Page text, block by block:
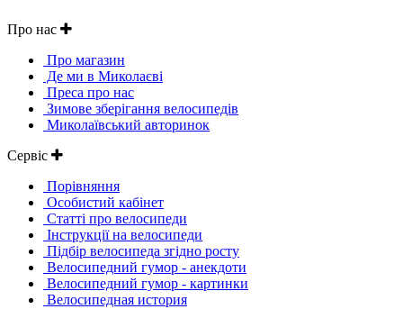
Про нас
Про магазин
Де ми в Миколаєві
Преса про нас
Зимове зберігання велосипедів
Миколаївський авторинок
Сервіс
Порівняння
Особистий кабінет
Статті про велосипеди
Інструкції на велосипеди
Підбір велосипеда згідно росту
Велосипедний гумор - анекдоти
Велосипедний гумор - картинки
Велосипедная история